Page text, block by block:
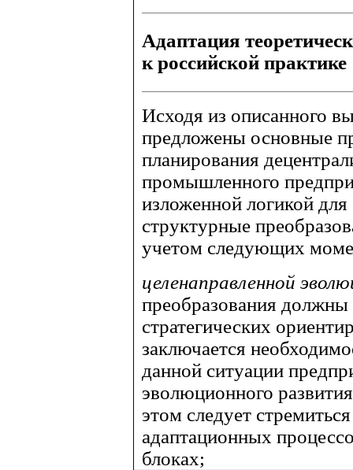
Адаптация
к российской практике
Исходя из описанного
предложены основные
планирования
промышленного
изложенной логикой
структурные
учетом следующих
целенаправленной
преобразования должны
стратегических
заключается
данной ситуации
эволюционного
этом следует
адаптационных
блоках;